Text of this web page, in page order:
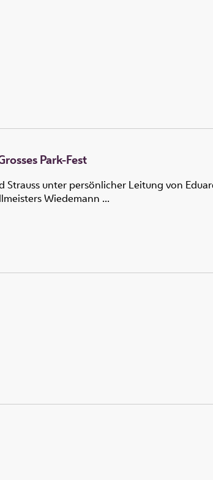
Park-Fest
Strauss unter persönlicher Leitung von
Wiedemann ...